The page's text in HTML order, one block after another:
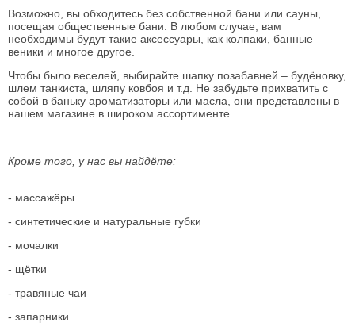
Возможно, вы обходитесь без собственной бани или сауны,
посещая общественные бани. В любом случае, вам
необходимы будут такие аксессуары, как колпаки, банные
веники и многое другое.
Чтобы было веселей, выбирайте шапку позабавней – будёновку,
шлем танкиста, шляпу ковбоя и т.д. Не забудьте прихватить с
собой в баньку ароматизаторы или масла, они представлены в
нашем магазине в широком ассортименте.
Кроме того, у нас вы найдёте:
- массажёры
- синтетические и натуральные губки
- мочалки
- щётки
- травяные чаи
- запарники